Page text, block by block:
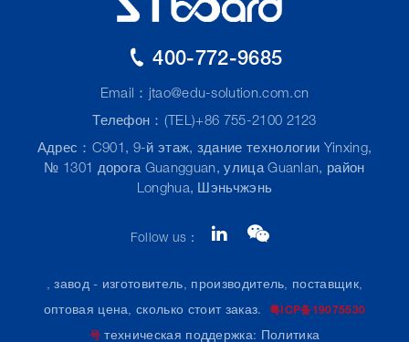
400-772-9685
Email： jtao@edu-solution.com.cn
Телефон：(TEL)+86 755-2100 2123
Адрес：C901, 9-й этаж, здание технологии Yinxing,
№ 1301 дорога Guangguan, улица Guanlan, район
Longhua, Шэньчжэнь
Follow us：
, завод - изготовитель, производитель, поставщик,
оптовая цена, сколько стоит заказ.粤ICP备19075530
号 техническая поддержка: Политика